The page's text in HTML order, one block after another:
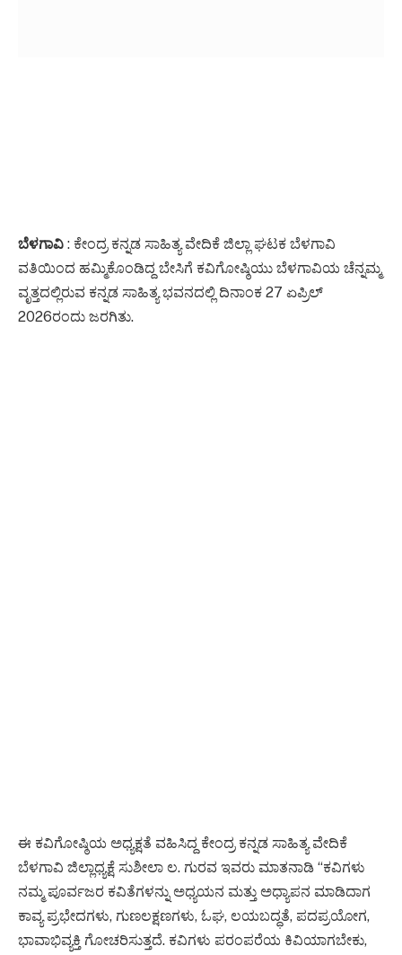
ಬೆಳಗಾವಿ : ಕೇಂದ್ರ ಕನ್ನಡ ಸಾಹಿತ್ಯ ವೇದಿಕೆ ಜಿಲ್ಲಾ ಘಟಕ ಬೆಳಗಾವಿ
ವತಿಯಿಂದ ಹಮ್ಮಿಕೊಂಡಿದ್ದ ಬೇಸಿಗೆ ಕವಿಗೋಷ್ಠಿಯು ಬೆಳಗಾವಿಯ ಚೆನ್ನಮ್ಮ
ವೃತ್ತದಲ್ಲಿರುವ ಕನ್ನಡ ಸಾಹಿತ್ಯ ಭವನದಲ್ಲಿ ದಿನಾಂಕ 27 ಏಪ್ರಿಲ್
2026ರಂದು ಜರಗಿತು.
ಈ ಕವಿಗೋಷ್ಠಿಯ ಅಧ್ಯಕ್ಷತೆ ವಹಿಸಿದ್ದ ಕೇಂದ್ರ ಕನ್ನಡ ಸಾಹಿತ್ಯ ವೇದಿಕೆ
ಬೆಳಗಾವಿ ಜಿಲ್ಲಾಧ್ಯಕ್ಷೆ ಸುಶೀಲಾ ಲ. ಗುರವ ಇವರು ಮಾತನಾಡಿ “ಕವಿಗಳು
ನಮ್ಮ ಪೂರ್ವಜರ ಕವಿತೆಗಳನ್ನು ಅಧ್ಯಯನ ಮತ್ತು ಅಧ್ಯಾಪನ ಮಾಡಿದಾಗ
ಕಾವ್ಯ ಪ್ರಭೇದಗಳು, ಗುಣಲಕ್ಷಣಗಳು, ಓಘ, ಲಯಬದ್ಧತೆ, ಪದಪ್ರಯೋಗ,
ಭಾವಾಭಿವ್ಯಕ್ತಿ ಗೋಚರಿಸುತ್ತದೆ. ಕವಿಗಳು ಪರಂಪರೆಯ ಕಿವಿಯಾಗಬೇಕು,